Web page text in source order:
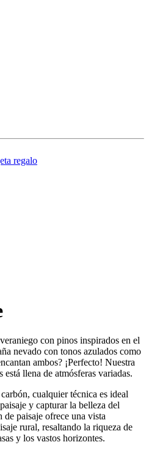
regalo
con pinos inspirados en el
nevado con tonos azulados como
ambos? ¡Perfecto! Nuestra
llena de atmósferas variadas.
cualquier técnica es ideal
y capturar la belleza del
de paisaje ofrece una vista
rural, resaltando la riqueza de
y los vastos horizontes.